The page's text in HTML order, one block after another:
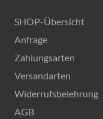
SHOP-Übersicht
Anfrage
Zahlungsarten
Versandarten
Widerrufsbelehrung
AGB